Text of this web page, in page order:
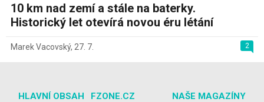
10 km nad zemí a stále na baterky.
Historický let otevírá novou éru létání
2
Marek Vacovský, 27. 7.
HLAVNÍ OBSAH FZONE.CZ NAŠE MAGAZÍNY